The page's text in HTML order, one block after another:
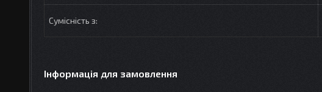
Сумісність з:
Інформація для замовлення